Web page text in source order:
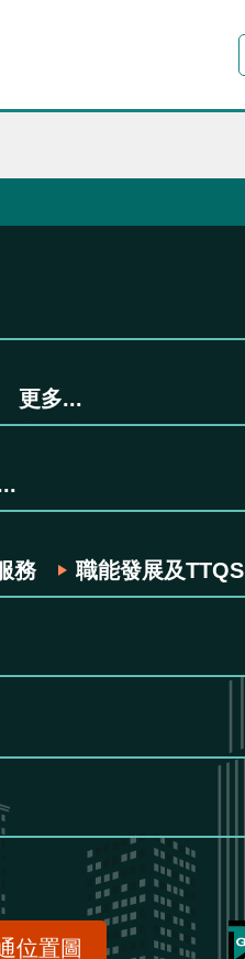
更多...
務 職能發展及TTQS
位置圖